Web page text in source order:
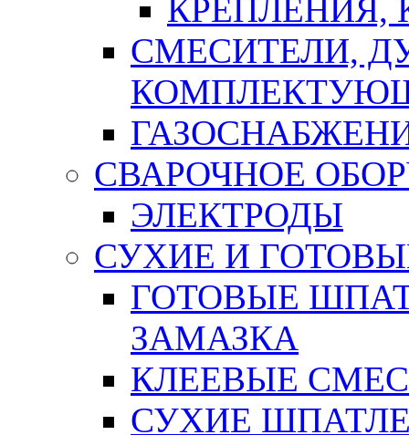
СМЕСИТЕЛИ,
СВАРОЧНОЕ
ЭЛЕКТРОДЫ
СУХИЕ И
ГОТОВЫЕ
ЗАМАЗКА
КЛЕЕВЫЕ
СУХИЕ